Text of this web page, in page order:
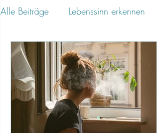
Alle Beiträge Lebenssinn erkennen